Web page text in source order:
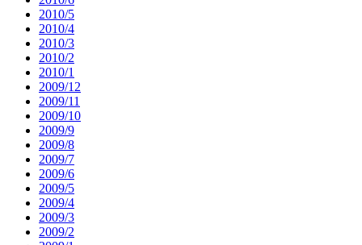
2010/5
2010/4
2010/3
2010/2
2010/1
2009/12
2009/11
2009/10
2009/9
2009/8
2009/7
2009/6
2009/5
2009/4
2009/3
2009/2